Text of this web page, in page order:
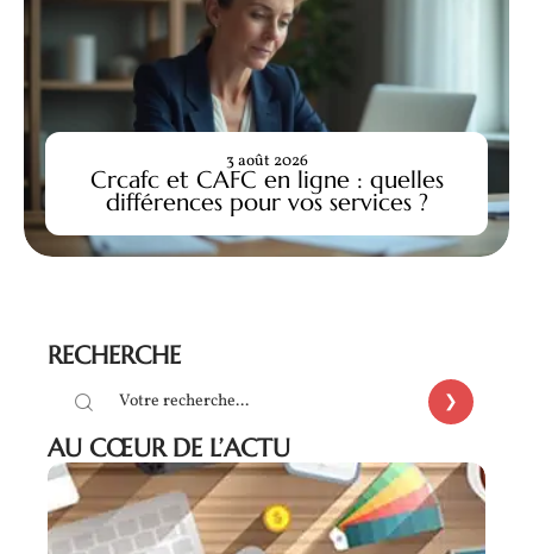
Crcafc et CAFC en ligne : quelles
différences pour vos services ?
3 août 2026
RECHERCHE
AU CŒUR DE L’ACTU